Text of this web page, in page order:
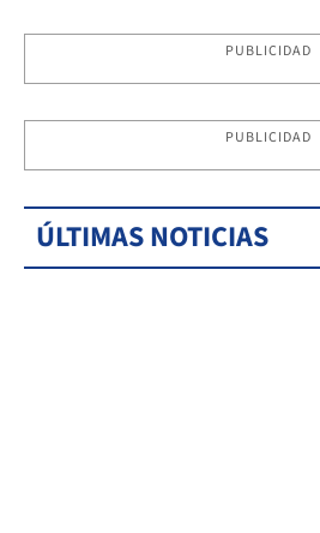
PUBLICIDAD
PUBLICIDAD
ÚLTIMAS NOTICIAS